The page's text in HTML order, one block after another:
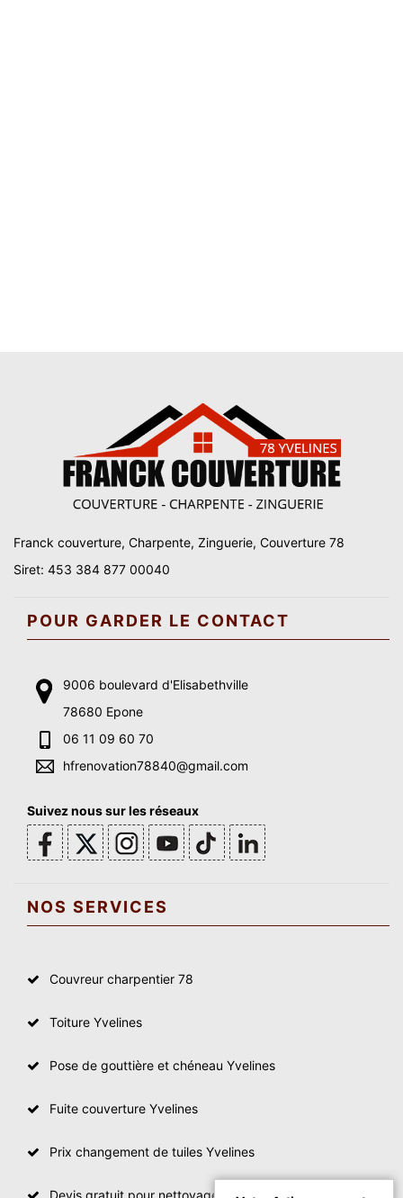
Franck couverture, Charpente, Zinguerie, Couverture 78
Siret: 453 384 877 00040
POUR GARDER LE CONTACT
9006 boulevard d'Elisabethville
78680 Epone
06 11 09 60 70
hfrenovation78840@gmail.com
Suivez nous sur les réseaux
NOS SERVICES
Couvreur charpentier 78
Toiture Yvelines
Pose de gouttière et chéneau Yvelines
Fuite couverture Yvelines
Prix changement de tuiles Yvelines
Devis gratuit pour nettoyage toiture Yvelines